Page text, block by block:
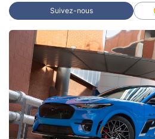
Suivez-nous